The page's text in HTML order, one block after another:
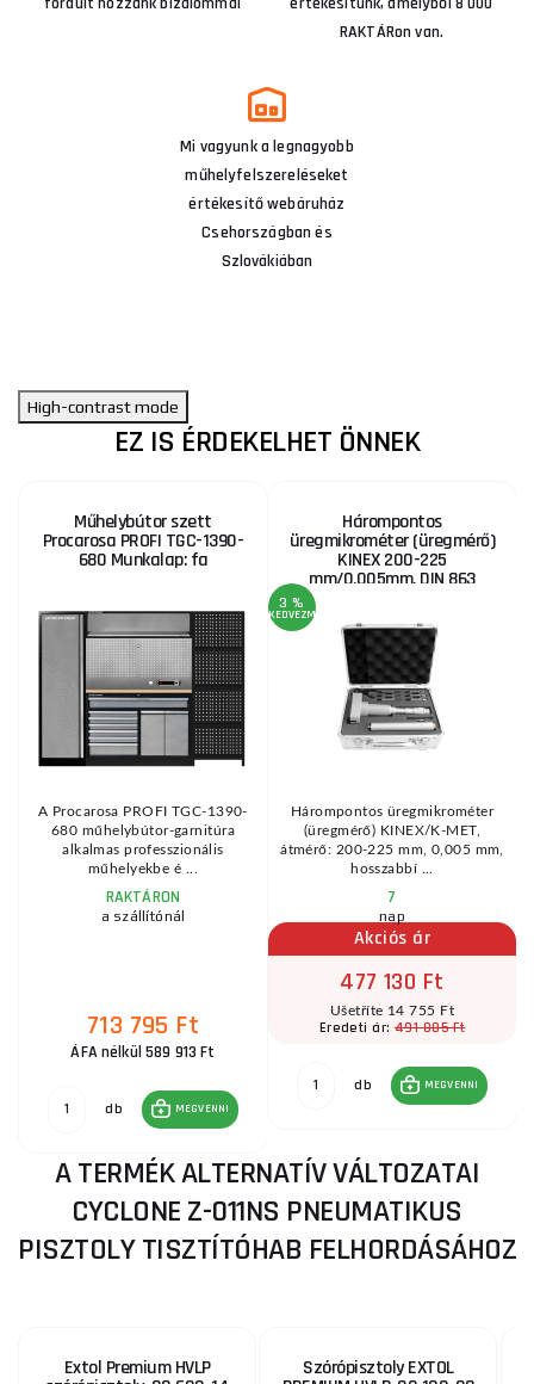
RAKTÁRon van.
Mi vagyunk a legnagyobb
műhelyfelszereléseket
értékesítő webáruház
Csehországban és
Szlovákiában
High-contrast mode
EZ IS ÉRDEKELHET ÖNNEK
Műhelybútor szett
Procarosa PROFI TGC-1390-
680 Munkalap: fa
A Procarosa PROFI TGC-1390-
680 műhelybútor-garnitúra
alkalmas professzionális
műhelyekbe é ...
RAKTÁRON
a szállítónál
713 795 Ft
ÁFA nélkül 589 913 Ft
db MEGVENNI
Hárompontos
üregmikrométer (üregmérő)
KINEX 200-225
mm/0,005mm, DIN 863
3 %
KEDVEZMÉNY
Hárompontos üregmikrométer
(üregmérő) KINEX/K-MET,
átmérő: 200-225 mm, 0,005 mm,
hosszabbí ...
7
nap
Akciós ár
477 130 Ft
Ušetříte 14 755 Ft
Eredeti ár: 491 885 Ft
db MEGVENNI
A TERMÉK ALTERNATÍV VÁLTOZATAI
CYCLONE Z-011NS PNEUMATIKUS
PISZTOLY TISZTÍTÓHAB FELHORDÁSÁHOZ
Extol Premium HVLP Szórópisztoly EXTOL